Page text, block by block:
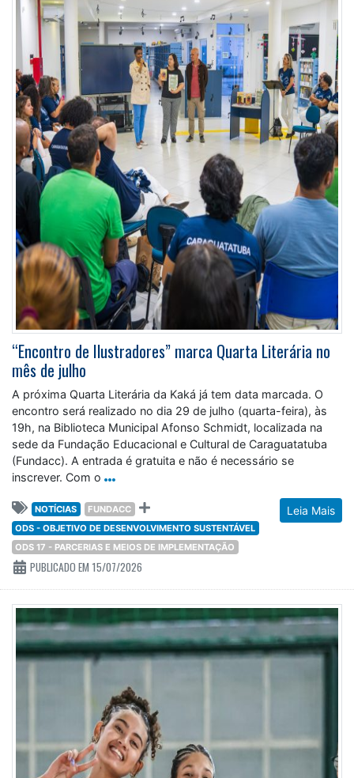
“Encontro de Ilustradores” marca Quarta Literária no
mês de julho
A próxima Quarta Literária da Kaká já tem data marcada. O
encontro será realizado no dia 29 de julho (quarta-feira), às
19h, na Biblioteca Municipal Afonso Schmidt, localizada na
sede da Fundação Educacional e Cultural de Caraguatatuba
(Fundacc). A entrada é gratuita e não é necessário se
inscrever. Com o
Leia Mais
NOTÍCIAS
FUNDACC
ODS - OBJETIVO DE DESENVOLVIMENTO SUSTENTÁVEL
ODS 17 - PARCERIAS E MEIOS DE IMPLEMENTAÇÃO
PUBLICADO EM 15/07/2026